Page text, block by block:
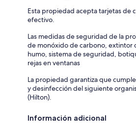
Esta propiedad acepta tarjetas de
efectivo.
Las medidas de seguridad de la
de monóxido de carbono, extintor
humo, sistema de seguridad,
rejas en ventanas
La propiedad garantiza que
y desinfección del siguiente
(Hilton).
Información adicional